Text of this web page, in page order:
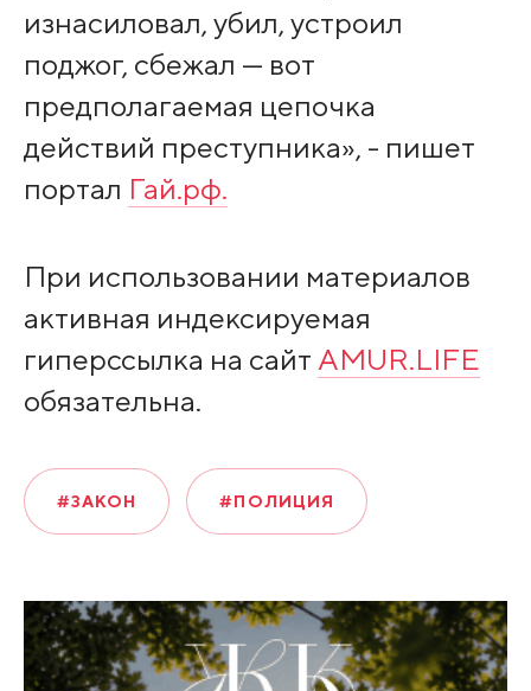
изнасиловал, убил, устроил
поджог, сбежал — вот
предполагаемая цепочка
действий преступника», - пишет
портал Гай.рф.
При использовании материалов
активная индексируемая
гиперссылка на сайт AMUR.LIFE
обязательна.
#ЗАКОН #ПОЛИЦИЯ